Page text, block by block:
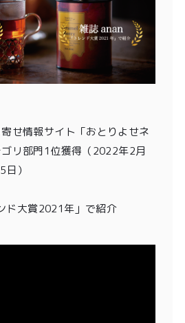
せ情報サイト「おとりよせネ
リ部門1位獲得 （2022年2月
）
ド大賞2021年」 で紹介